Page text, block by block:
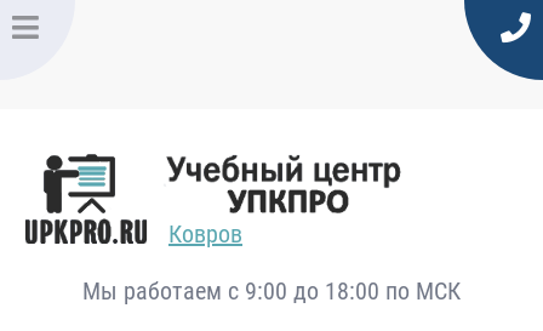
Ковров
Мы работаем с 9:00 до 18:00 по МСК